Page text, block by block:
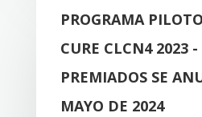
PROGRAMA
CURE CLCN4 2023 -
PREMIADOS SE
MAYO DE 2024